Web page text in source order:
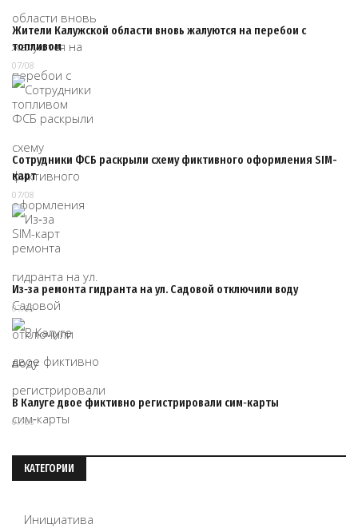
Жители Калужской области вновь жалуются на перебои с
топливом
07/08
Сотрудники ФСБ раскрыли схему фиктивного оформления SIM-
карт
07/08
Из‑за ремонта гидранта на ул. Садовой отключили воду
07/08
В Калуге двое фиктивно регистрировали сим‑карты
07/08
КАТЕГОРИИ
Инициатива